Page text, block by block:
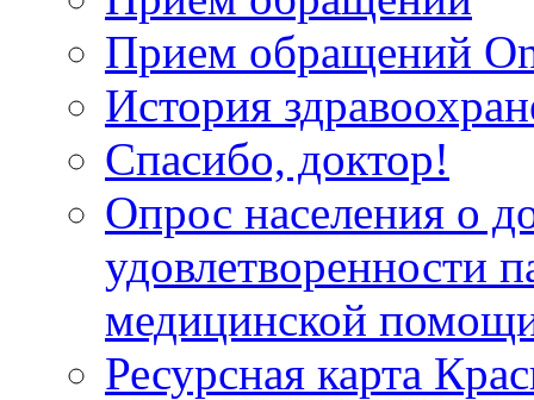
Прием обращений
История
Спасибо, доктор!
Опрос населения о
удовлетворенности
медицинской
Ресурсная карта